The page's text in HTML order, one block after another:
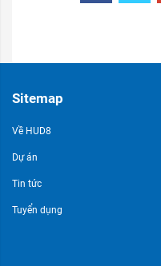
Sitemap
Về HUD8
Dự án
Tin tức
Tuyển dụng